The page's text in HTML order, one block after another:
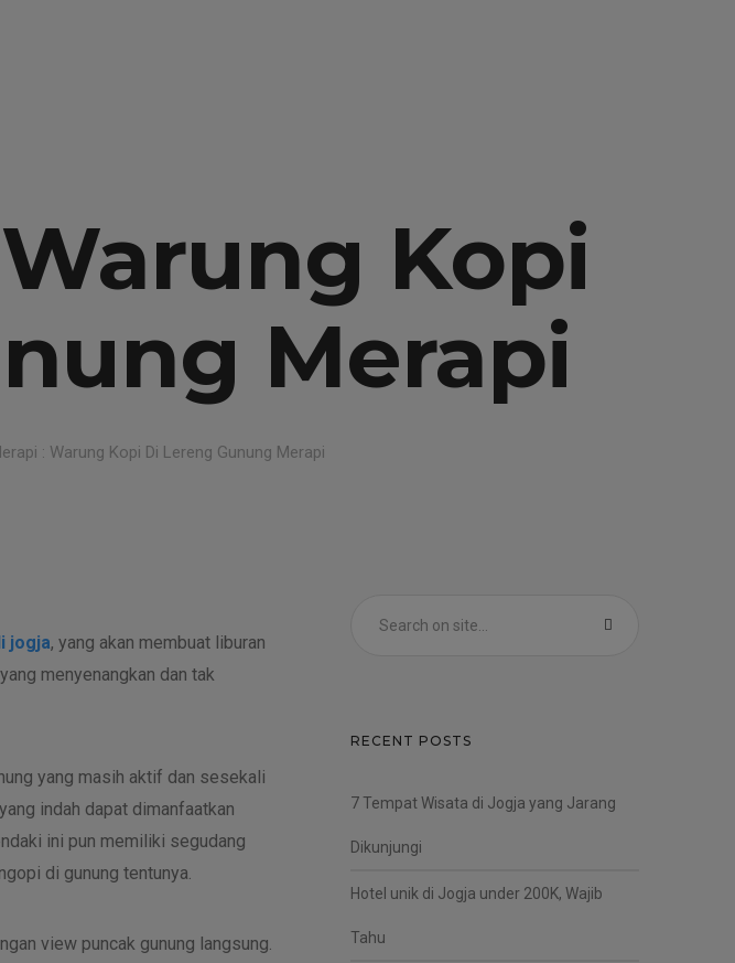
Kopi
Merapi
: Warung Kopi Di Lereng Gunung Merapi
jogja, yang akan membuat liburan
menyenangkan dan tak
yang masih aktif dan sesekali
indah dapat dimanfaatkan
ini pun memiliki segudang
di gunung tentunya.
view puncak gunung langsung.
RECENT POSTS
7 Tempat Wisata di Jogja yang Jarang
Dikunjungi
Hotel unik di Jogja under 200K, Wajib
Tahu